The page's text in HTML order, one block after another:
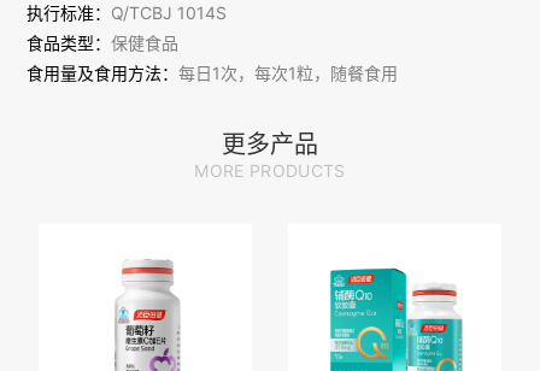
执行标准： Q/TCBJ 1014S
食品类型：保健食品
食用量及食用方法：每日1次，每次1粒，随餐食用
产品；服用治疗药物的人群食用本品时应向医生咨询
更多产品
MORE PRODUCTS